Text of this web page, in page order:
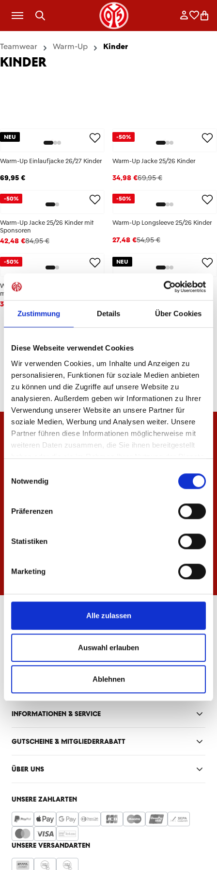
Zustimmung Details Über Cookies
Diese Webseite verwendet Cookies
Wir verwenden Cookies, um Inhalte und Anzeigen zu
personalisieren, Funktionen für soziale Medien anbieten
zu können und die Zugriffe auf unsere Website zu
analysieren. Außerdem geben wir Informationen zu Ihrer
Verwendung unserer Website an unsere Partner für
soziale Medien, Werbung und Analysen weiter. Unsere
Partner führen diese Informationen möglicherweise mit
weiteren Daten zusammen, die Sie ihnen bereitgestellt
haben oder die sie im Rahmen Ihrer Nutzung der Dienste
Notwendig
Präferenzen
Statistiken
Marketing
Alle zulassen
Auswahl erlauben
Ablehnen
Zum Hauptinhalt springen
Teamwear Warm-Up Kinder
KINDER
NEU
Warm-Up Einlaufjacke 26/27 Kinder
69,95 €
-50%
Warm-Up Jacke 25/26 Kinder
34,98 €69,95 €
-50%
Warm-Up Jacke 25/26 Kinder mit
Sponsoren
42,48 €84,95 €
-50%
Warm-Up Longsleeve 25/26 Kinder
27,48 €54,95 €
-50%
Warm-Up Longsleeve 25/26 Kinder
mit Sponsoren
34,96 €
NEU
Warm-Up T-Shirt 26/27 Kinder
44,95 €
FANSHOP MEWA ARENA
Sa: 10:00 - 16:00 Uhr
INFORMATIONEN & SERVICE
GUTSCHEINE & MITGLIEDERRABATT
ÜBER UNS
UNSERE ZAHLARTEN
UNSERE VERSANDARTEN